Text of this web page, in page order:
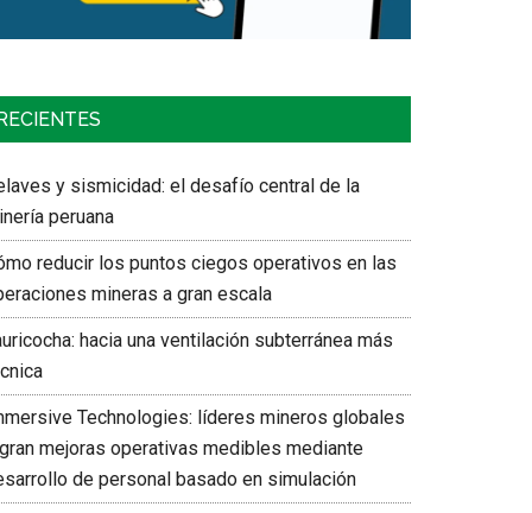
RECIENTES
y sismicidad: el desafío central de la
peruana
reducir los puntos ciegos operativos en las
mineras a gran escala
hacia una ventilación subterránea más
Technologies: líderes mineros globales
mejoras operativas medibles mediante
de personal basado en simulación